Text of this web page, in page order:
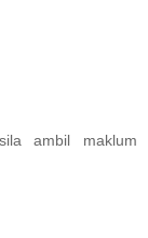
ambil maklum